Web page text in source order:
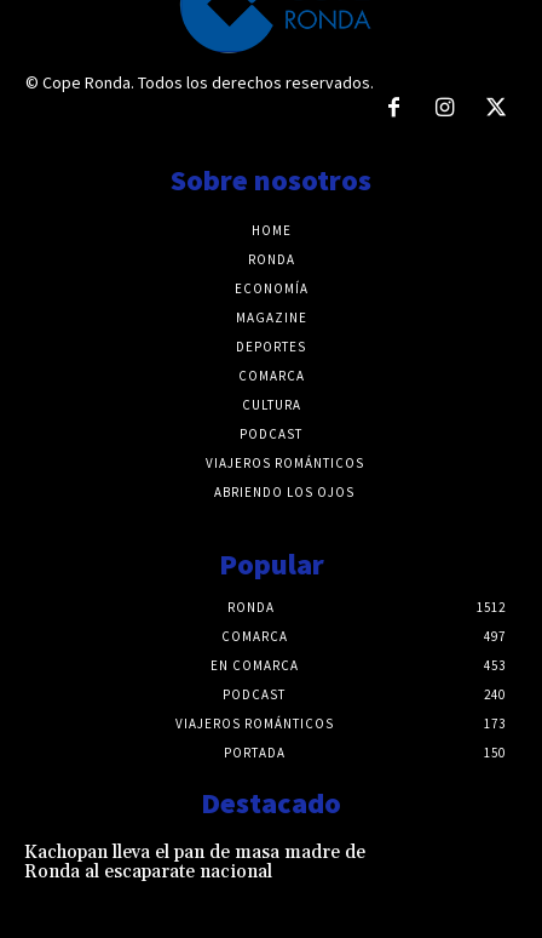
© Cope Ronda. Todos los derechos reservados.
Sobre nosotros
HOME
RONDA
ECONOMÍA
MAGAZINE
DEPORTES
COMARCA
CULTURA
PODCAST
VIAJEROS ROMÁNTICOS
ABRIENDO LOS OJOS
Popular
RONDA
1512
COMARCA
497
EN COMARCA
453
PODCAST
240
VIAJEROS ROMÁNTICOS
173
PORTADA
150
Destacado
Kachopan lleva el pan de masa madre de
Ronda al escaparate nacional